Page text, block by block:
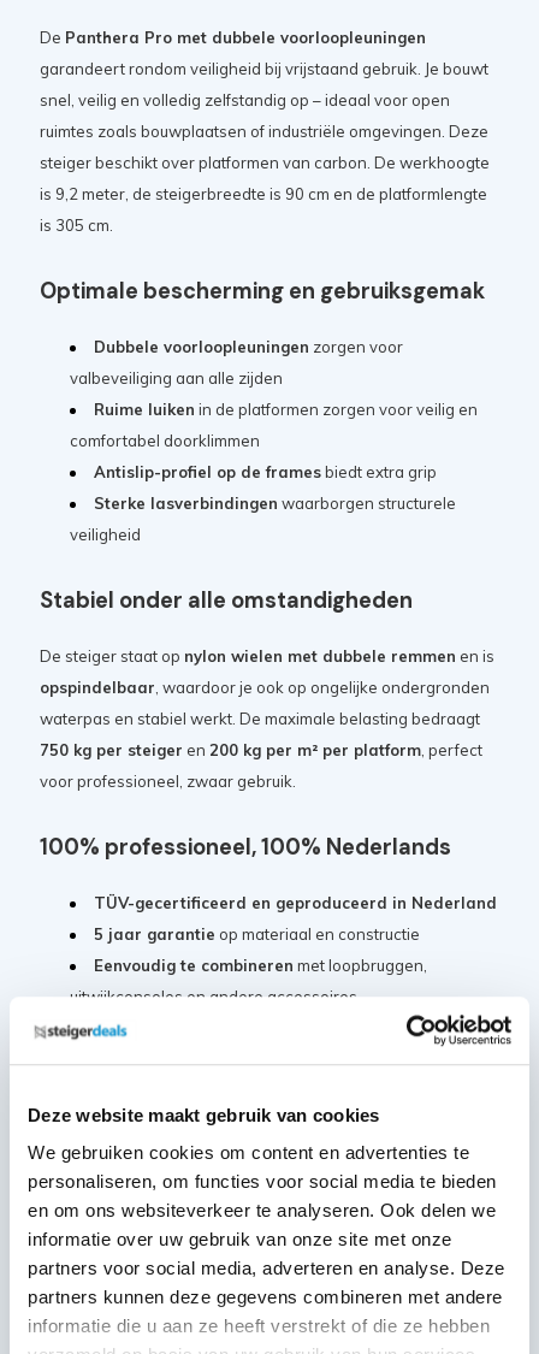
Deze website maakt gebruik van cookies
We gebruiken cookies om content en advertenties te
personaliseren, om functies voor social media te bieden
en om ons websiteverkeer te analyseren. Ook delen we
informatie over uw gebruik van onze site met onze
partners voor social media, adverteren en analyse. Deze
partners kunnen deze gegevens combineren met andere
informatie die u aan ze heeft verstrekt of die ze hebben
De Panthera Pro met dubbele voorloopleuningen
garandeert rondom veiligheid bij vrijstaand gebruik. Je bouwt
snel, veilig en volledig zelfstandig op – ideaal voor open
ruimtes zoals bouwplaatsen of industriële omgevingen. Deze
steiger beschikt over platformen van carbon. De werkhoogte
is 9,2 meter, de steigerbreedte is 90 cm en de platformlengte
is 305 cm.
Optimale bescherming en gebruiksgemak
Dubbele voorloopleuningen zorgen voor
valbeveiliging aan alle zijden
Ruime luiken in de platformen zorgen voor veilig en
comfortabel doorklimmen
Antislip-profiel op de framesbiedt extra grip
Sterke lasverbindingen waarborgen structurele
veiligheid
Stabiel onder alle omstandigheden
De steiger staat op nylon wielen met dubbele remmen en is
opspindelbaar , waardoor je ook op ongelijke ondergronden
waterpas en stabiel werkt. De maximale belasting bedraagt
750 kg per steiger en 200 kg per m² per platform, perfect
voor professioneel, zwaar gebruik.
100% professioneel, 100% Nederlands
TÜV-gecertificeerd en geproduceerd in Nederland
5 jaar garantie op materiaal en constructie
Eenvoudig te combineren met loopbruggen,
uitwijkconsoles en andere accessoires
Voldoet aan de nieuwste
Klaar voor iedere klus, waar dan ook
Of je nu werkt op een bouwplaats, bij renovaties of in de
industrie: met de Panthera Pro heb je alles in huis om
vrijstaand, veilig en flexibel te werken.
Samenstelling: